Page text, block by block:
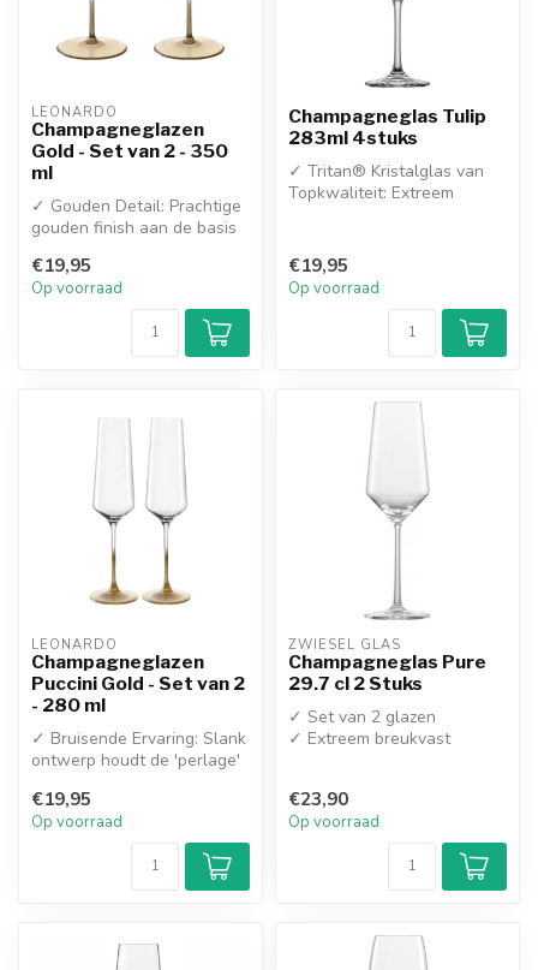
LEONARDO
Champagneglazen
Gold - Set van 2 - 350
ml
✓ Gouden Detail: Prachtige
gouden finish aan de basis
€19,95
Op voorraad
Champagneglas Tulip
283ml 4stuks
✓ Tritan® Kristalglas van
Topkwaliteit: Extreem
€19,95
Op voorraad
LEONARDO
Champagneglazen
Puccini Gold - Set van 2
- 280 ml
✓ Bruisende Ervaring: Slank
ontwerp houdt de 'perlage'
...
€19,95
Op voorraad
ZWIESEL GLAS
Champagneglas Pure
29.7 cl 2 Stuks
✓ Set van 2 glazen
✓ Extreem breukvast
€23,90
Op voorraad